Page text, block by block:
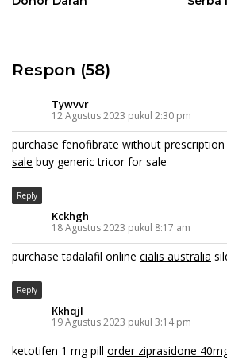
Respon (58)
Tywvvr
12 Agustus 2023 pukul 2:30 pm
purchase fenofibrate without prescription
sale buy generic tricor for sale
Reply
Kckhgh
18 Agustus 2023 pukul 8:17 am
purchase tadalafil online cialis australia
Reply
Kkhqjl
19 Agustus 2023 pukul 3:14 pm
ketotifen 1 mg pill order ziprasidone